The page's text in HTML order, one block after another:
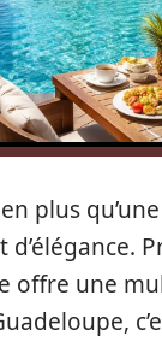
plus
d’élégance.
offre une